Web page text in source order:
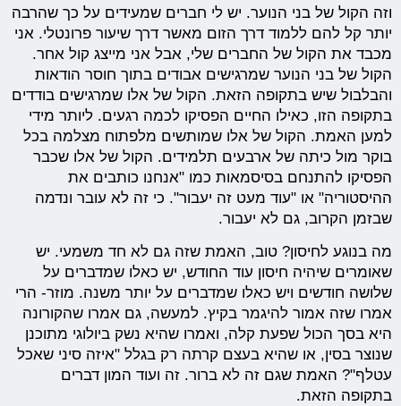
וזה הקול של בני הנוער. יש לי חברים שמעידים על כך שהרבה
יותר קל להם ללמוד דרך הזום מאשר דרך שיעור פרונטלי. אני
מכבד את הקול של החברים שלי, אבל אני מייצג קול אחר.
הקול של בני הנוער שמרגישים אבודים בתוך חוסר הודאות
והבלבול שיש בתקופה הזאת. הקול של אלו שמרגישים בודדים
בתקופה הזו, כאילו החיים הפסיקו לכמה רגעים. ליותר מידי
למען האמת. הקול של אלו שמותשים מלפתוח מצלמה בכל
בוקר מול כיתה של ארבעים תלמידים. הקול של אלו שכבר
הפסיקו להתנחם בסיסמאות כמו "אנחנו כותבים את
ההיסטוריה" או "עוד מעט זה יעבור". כי זה לא עובר ונדמה
שבזמן הקרוב, גם לא יעבור.
מה בנוגע לחיסון? טוב, האמת שזה גם לא חד משמעי. יש
שאומרים שיהיה חיסון עוד החודש, יש כאלו שמדברים על
שלושה חודשים ויש כאלו שמדברים על יותר משנה. מוזר- הרי
אמרו שזה אמור להיגמר בקיץ. למעשה, גם אמרו שהקורונה
היא בסך הכול שפעת קלה, ואמרו שהיא נשק ביולוגי מתוכנן
שנוצר בסין, או שהיא בעצם קרתה רק בגלל "איזה סיני שאכל
עטלף"? האמת שגם זה לא ברור. זה ועוד המון דברים
בתקופה הזאת.